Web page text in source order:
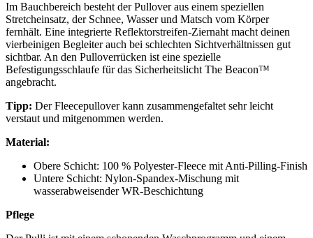
Im Bauchbereich besteht der Pullover aus einem speziellen
Stretcheinsatz, der Schnee, Wasser und Matsch vom Körper
fernhält. Eine integrierte Reflektorstreifen-Ziernaht macht deinen
vierbeinigen Begleiter auch bei schlechten Sichtverhältnissen gut
sichtbar. An den Pulloverrücken ist eine spezielle
Befestigungsschlaufe für das Sicherheitslicht The Beacon™
angebracht.
Tipp: Der Fleecepullover kann zusammengefaltet sehr leicht
verstaut und mitgenommen werden.
Material:
Obere Schicht: 100 % Polyester-Fleece mit Anti-Pilling-Finish
Untere Schicht: Nylon-Spandex-Mischung mit
wasserabweisender WR-Beschichtung
Pflege